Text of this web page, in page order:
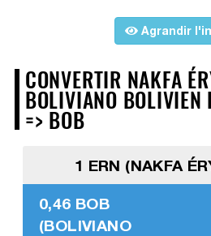
Agrandir
CONVERTIR NAKFA
BOLIVIANO BOLIVIEN
=> BOB
1 ERN (NAKFA
0,46 BOB
(BOLIVIANO